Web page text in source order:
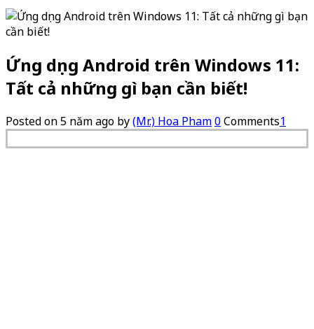
Ứng dụng Android trên Windows 11:
Tất cả những gì bạn cần biết!
Posted on5 năm ago by(Mr.) Hoa Pham0Comments1